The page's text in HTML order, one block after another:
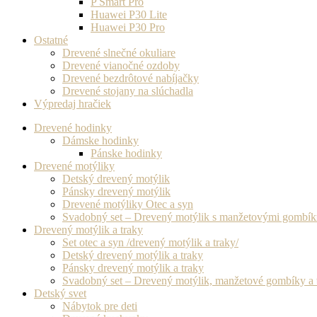
Huawei P30 Lite
Huawei P30 Pro
Ostatné
Drevené slnečné okuliare
Drevené vianočné ozdoby
Drevené bezdrôtové nabíjačky
Drevené stojany na slúchadla
Výpredaj hračiek
Drevené hodinky
Dámske hodinky
Pánske hodinky
Drevené motýliky
Detský drevený motýlik
Pánsky drevený motýlik
Drevené motýliky Otec a syn
Svadobný set – Drevený motýlik s manžetovými
Drevený motýlik a traky
Set otec a syn /drevený motýlik a traky/
Detský drevený motýlik a traky
Pánsky drevený motýlik a traky
Svadobný set – Drevený motýlik, manžetové gombíky a
Detský svet
Nábytok pre deti